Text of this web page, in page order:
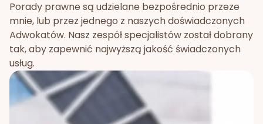
Porady prawne są udzielane bezpośrednio przeze
mnie, lub przez jednego z naszych doświadczonych
Adwokatów. Nasz zespół specjalistów został dobrany
tak, aby zapewnić najwyższą jakość świadczonych
usług.